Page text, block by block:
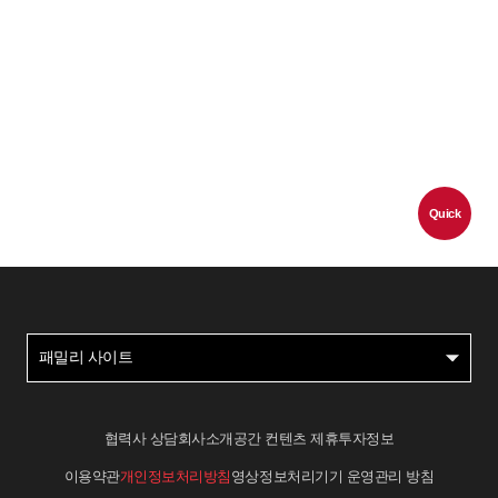
Quick
패밀리 사이트
협력사 상담회사소개 공간 컨텐츠 제휴투자정보
이용약관개인정보처리방침 영상정보처리기기 운영관리 방침